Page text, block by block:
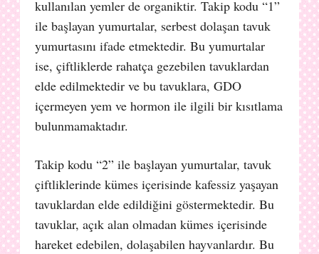
kullanılan yemler de organiktir. Takip kodu “1”
ile başlayan yumurtalar, serbest dolaşan tavuk
yumurtasını ifade etmektedir. Bu yumurtalar
ise, çiftliklerde rahatça gezebilen tavuklardan
elde edilmektedir ve bu tavuklara, GDO
içermeyen yem ve hormon ile ilgili bir kısıtlama
bulunmamaktadır.
Takip kodu “2” ile başlayan yumurtalar, tavuk
çiftliklerinde kümes içerisinde kafessiz yaşayan
tavuklardan elde edildiğini göstermektedir. Bu
tavuklar, açık alan olmadan kümes içerisinde
hareket edebilen, dolaşabilen hayvanlardır. Bu